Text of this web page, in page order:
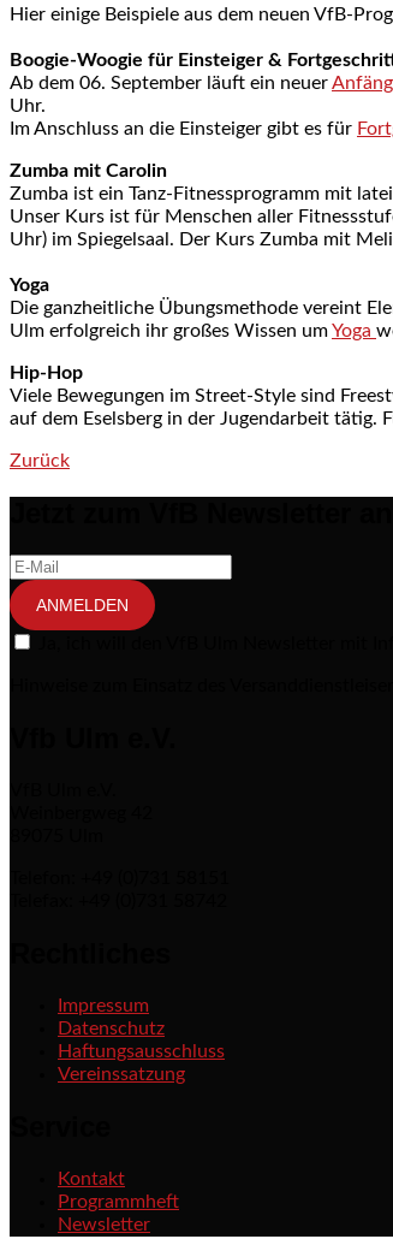
Hier einige Beispiele aus dem neuen VfB-
Boogie-Woogie für Einsteiger &
Ab dem 06. September läuft ein neuer
Uhr.
Im Anschluss an die Einsteiger gibt es für
Zumba mit Carolin
Zumba ist ein Tanz-Fitnessprogramm mit
Unser Kurs ist für Menschen aller
Uhr) im Spiegelsaal. Der Kurs Zumba mit
Yoga
Die ganzheitliche Übungsmethode vereint
Ulm erfolgreich ihr großes Wissen umYoga
Hip-Hop
Viele Bewegungen im Street-Style sind
auf dem Eselsberg in der Jugendarbeit tätig.
Post navigation
Zurück
ANMELDEN
Impressum
Datenschutz
Haftungsausschluss
Vereinssatzung
Kontakt
Programmheft
Newsletter